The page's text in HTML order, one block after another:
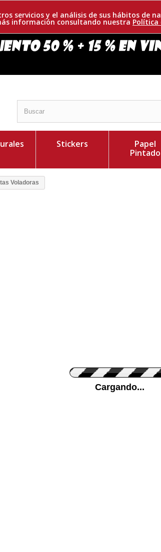
servicios y el análisis de sus hábitos de
información consultando nuestra Política
Stickers
Papel
Pintado
Voladoras
Cargando...